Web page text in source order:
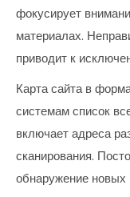
фокусирует
материалах.
приводит к
Карта сайта в
системам список
включает адреса
сканирования.
обнаружение новых